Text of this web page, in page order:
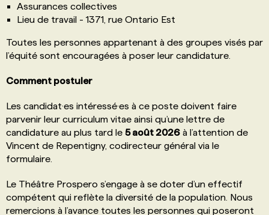
Assurances collectives
Lieu de travail - 1371, rue Ontario Est
Toutes les personnes appartenant à des groupes visés par
l’équité sont encouragées à poser leur candidature.
Comment postuler
Les candidat·es intéressé·es à ce poste doivent faire
parvenir leur curriculum vitae ainsi qu’une lettre de
candidature au plus tard le 5 août 2026 à l’attention de
Vincent de Repentigny, codirecteur général via le
formulaire.
Le Théâtre Prospero s’engage à se doter d’un effectif
compétent qui reflète la diversité de la population. Nous
remercions à l’avance toutes les personnes qui poseront